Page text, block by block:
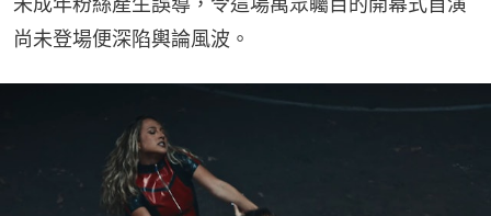
尚未登場便深陷輿論風波。